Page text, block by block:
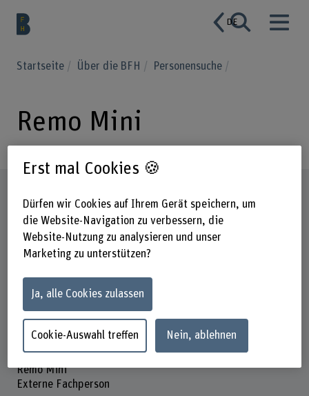
DE
Startseite Über die BFH Personensuche
Remo Mini
Remo Mini
Externe Fachperson
Erst mal Cookies 🍪
Dürfen wir Cookies auf Ihrem Gerät speichern, um
die Website-Navigation zu verbessern, die
Website-Nutzung zu analysieren und unser
Marketing zu unterstützen?
Ja, alle Cookies zulassen
Cookie-Auswahl treffen Nein, ablehnen